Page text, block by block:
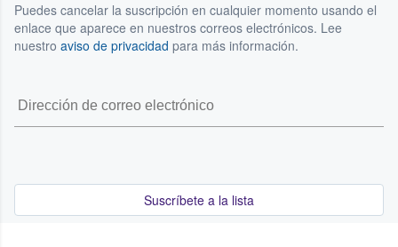
Puedes cancelar la suscripción en cualquier momento usando el
enlace que aparece en nuestros correos electrónicos. Lee
nuestro aviso de privacidad para más información.
Suscríbete a la lista